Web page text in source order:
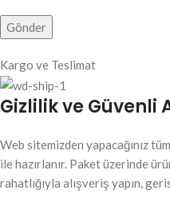
Kargo ve Teslimat
Gizlilik ve Güvenli
Web sitemizden yapacağınız
ile hazırlanır. Paket üzerinde
rahatlığıyla alışveriş yapın,